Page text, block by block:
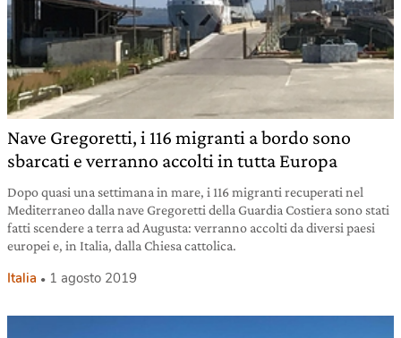
Nave Gregoretti, i 116 migranti a bordo sono
sbarcati e verranno accolti in tutta Europa
Dopo quasi una settimana in mare, i 116 migranti recuperati nel
Mediterraneo dalla nave Gregoretti della Guardia Costiera sono stati
fatti scendere a terra ad Augusta: verranno accolti da diversi paesi
europei e, in Italia, dalla Chiesa cattolica.
Italia 1 agosto 2019